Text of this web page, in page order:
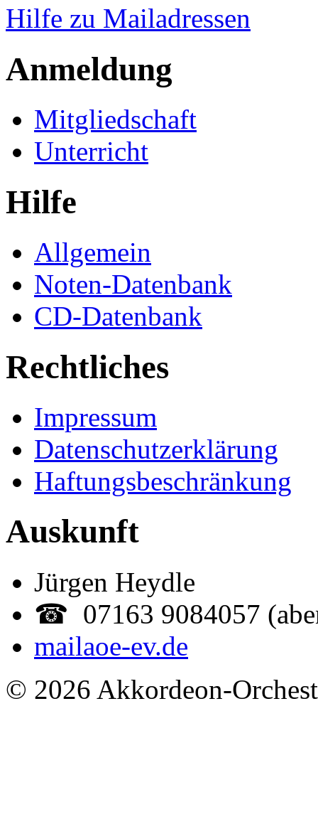
Hilfe zu Mailadressen
Anmeldung
Mitgliedschaft
Unterricht
Hilfe
Allgemein
Noten-Datenbank
CD-Datenbank
Rechtliches
Impressum
Datenschutzerklärung
Haftungsbeschränkung
Auskunft
Jürgen Heydle
☎ 07163 9084057
mailaoe-ev.de
© 2026 Akkordeon-